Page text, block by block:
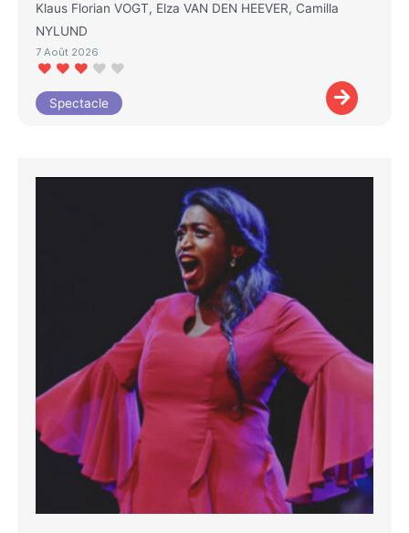
Klaus Florian VOGT, Elza VAN DEN HEEVER, Camilla
NYLUND
7 Août 2026
Spectacle